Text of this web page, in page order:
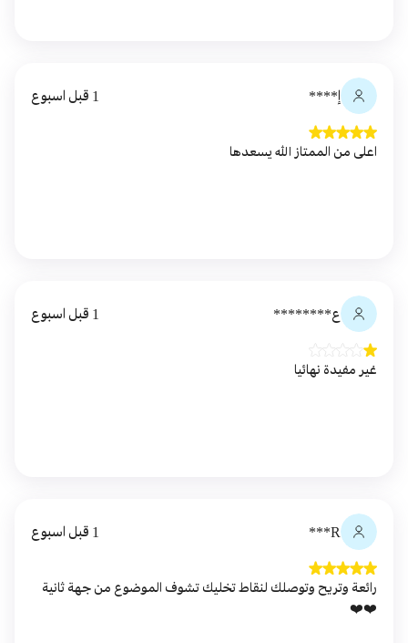
إ**** 1 قبل اسبوع
اعلى من الممتاز الله يسعدها
ع******** 1 قبل اسبوع
غير مفيدة نهائيا
R*** 1 قبل اسبوع
رائعة وتريح وتوصلك لنقاط تخليك تشوف الموضوع من جهة ثانية
❤️❤️